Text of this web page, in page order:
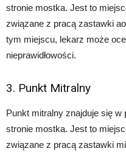
stronie mostka. Jest to
związane z pracą zastawki
tym miejscu, lekarz może
nieprawidłowości.
3. Punkt Mitralny
Punkt mitralny znajduje się
stronie mostka. Jest to
związane z pracą zastawki